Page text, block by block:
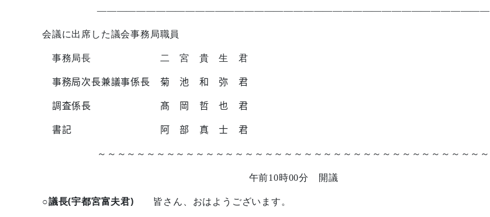
————————————————————————————————————————
会議に出席した議会事務局職員
事務局長 二 宮 貴 生 君
事務局次長兼議事係長 菊 池 和 弥 君
調査係長 髙 岡 哲 也 君
書記 阿 部 真 士 君
～～～～～～～～～～～～～～～～～～～～～～～～～～～～～～～～～～～～～～～～
午前10時00分 開議
○議長(宇都宮富夫君) 皆さん、おはようございます。